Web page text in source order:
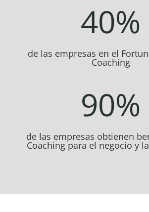
40%
de las empresas en el
Coaching
90%
de las empresas obtienen
Coaching para el negocio y